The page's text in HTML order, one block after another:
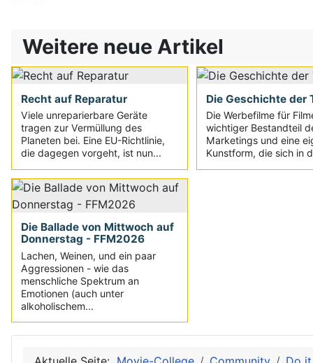
Weitere neue Artikel
Recht auf Reparatur
Viele unreparierbare Geräte
tragen zur Vermüllung des
Planeten bei. Eine EU-Richtlinie,
die dagegen vorgeht, ist nun...
Die Geschichte der
Die Werbefilme für
wichtiger Bestandteil
Marketings und eine
Kunstform, die sich in
Die Ballade von Mittwoch auf
Donnerstag - FFM2026
Lachen, Weinen, und ein paar
Aggressionen - wie das
menschliche Spektrum an
Emotionen (auch unter
alkoholischem...